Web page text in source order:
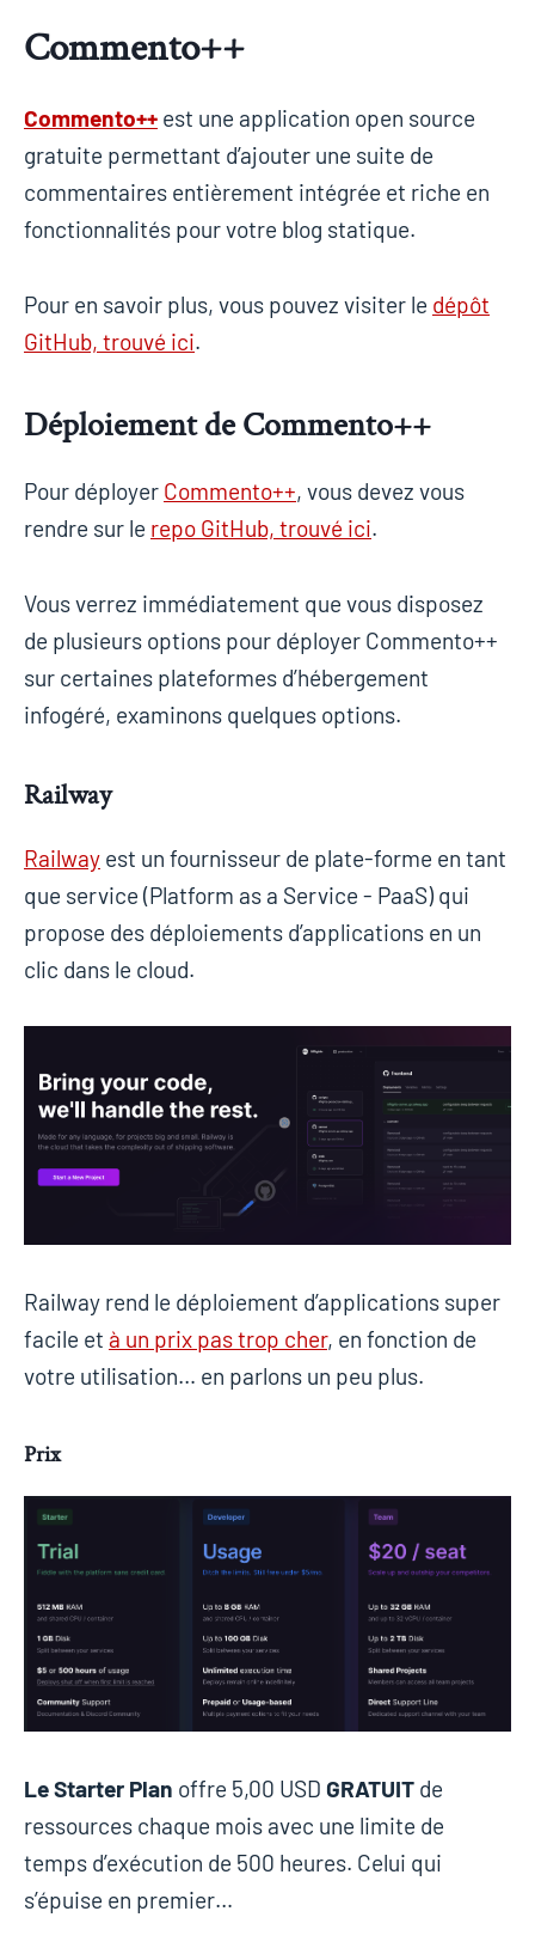
Commento++
Commento++ est une application open source
gratuite permettant d’ajouter une suite de
commentaires entièrement intégrée et riche en
fonctionnalités pour votre blog statique.
Pour en savoir plus, vous pouvez visiter le dépôt
GitHub, trouvé ici.
Déploiement de Commento++
Pour déployer Commento++, vous devez vous
rendre sur le repo GitHub, trouvé ici.
Vous verrez immédiatement que vous disposez
de plusieurs options pour déployer Commento++
sur certaines plateformes d’hébergement
infogéré, examinons quelques options.
Railway
Railway est un fournisseur de plate-forme en tant
que service (Platform as a Service - PaaS) qui
propose des déploiements d’applications en un
clic dans le cloud.
Railway rend le déploiement d’applications super
facile et à un prix pas trop cher, en fonction de
votre utilisation… en parlons un peu plus.
Prix
Le Starter Plan offre 5,00 USD GRATUIT de
ressources chaque mois avec une limite de
temps d’exécution de 500 heures. Celui qui
s’épuise en premier…